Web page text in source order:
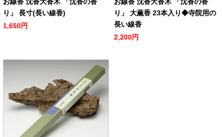
お線香 沈香大香木 「沈香の香
り」 長寸(長い線香)
1,650円
お線香 沈香大香木 「沈香の香
り」 大薫香 23本入り◆寺院用の
長い線香
2,200円